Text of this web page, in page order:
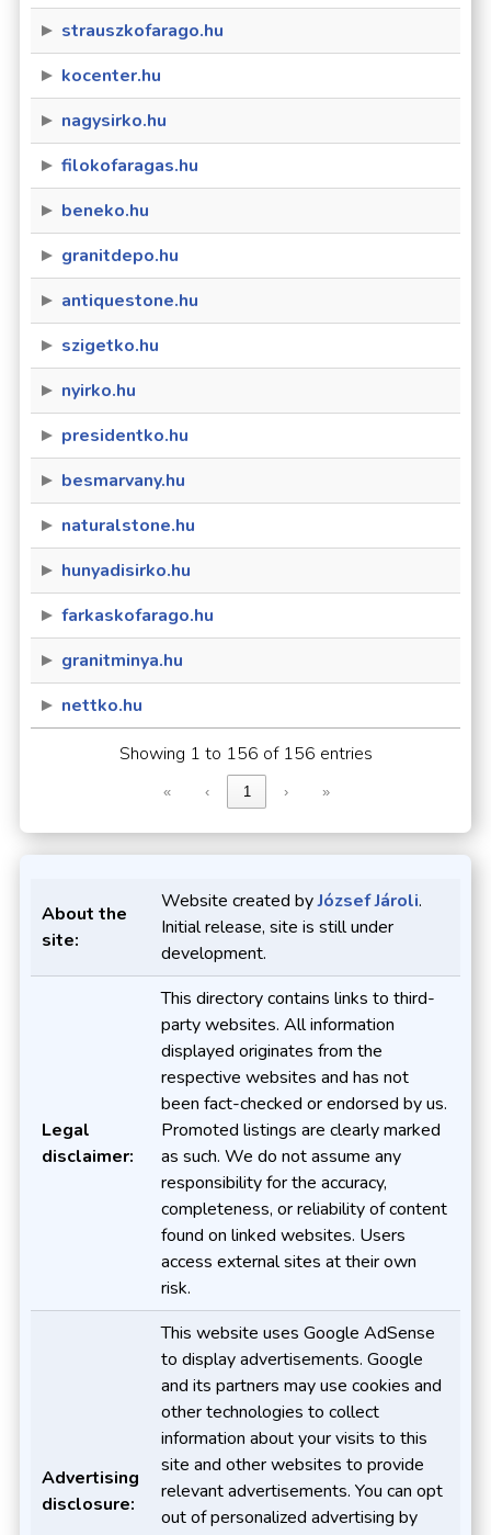
strauszkofarago.hu
kocenter.hu
nagysirko.hu
filokofaragas.hu
beneko.hu
granitdepo.hu
antiquestone.hu
szigetko.hu
nyirko.hu
presidentko.hu
besmarvany.hu
naturalstone.hu
hunyadisirko.hu
farkaskofarago.hu
granitminya.hu
nettko.hu
Showing 1 to 156 of 156 entries
« ‹ 1 › »
About the
site:
Website created byJózsef Jároli.
Initial release, site is still under
development.
Legal
disclaimer:
This directory contains links to third-
party websites. All information
displayed originates from the
respective websites and has not
been fact-checked or endorsed by us.
Promoted listings are clearly marked
as such. We do not assume any
responsibility for the accuracy,
completeness, or reliability of content
found on linked websites. Users
access external sites at their own
risk.
Advertising
disclosure:
This website uses Google AdSense
to display advertisements. Google
and its partners may use cookies and
other technologies to collect
information about your visits to this
site and other websites to provide
relevant advertisements. You can opt
out of personalized advertising by